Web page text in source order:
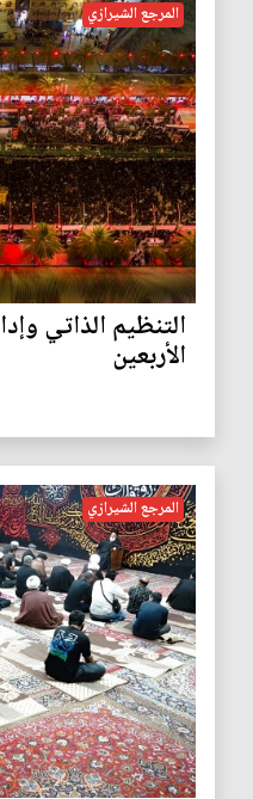
المرجع الشيرازي
التنظيم الذاتي
الأربعين
المرجع الشيرازي